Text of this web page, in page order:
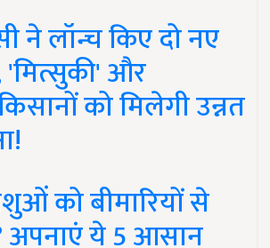
ने लॉन्च किए दो नए
'मित्सुकी' और
को मिलेगी उन्नत
को बीमारियों से
ये 5 आसान